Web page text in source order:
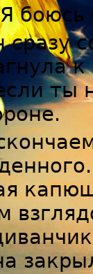
боюсь
сразу
к
ты